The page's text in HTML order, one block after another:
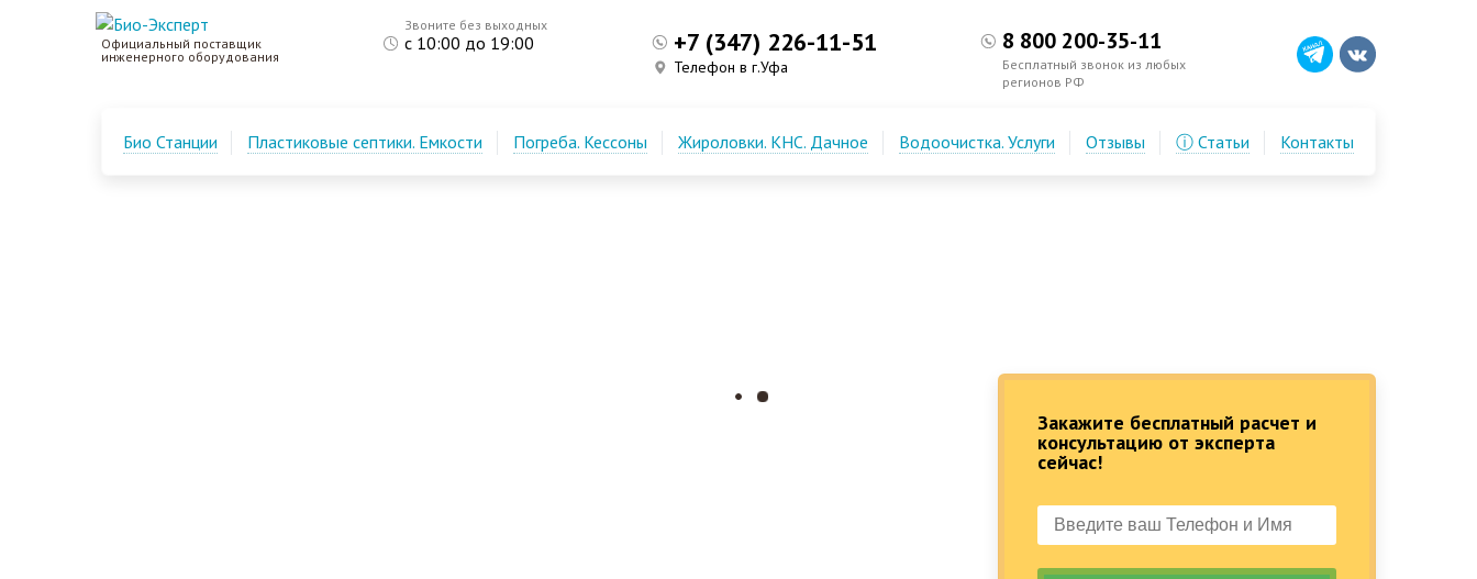
Закажите бесплатный расчет и
консультацию от эксперта
сейчас!
Официальный поставщик
инженерного оборудования
Звоните без выходных
с 10:00 до 19:00 +7 (347) 226-11-51
Телефон в г.Уфа
8 800 200-35-11
Бесплатный звонок из любых
регионов РФ
Био Станции Пластиковые септики. Емкости Погреба. Кессоны Жироловки. КНС. Дачное Водоочистка. Услуги Отзывы ⓘ Статьи Контакты